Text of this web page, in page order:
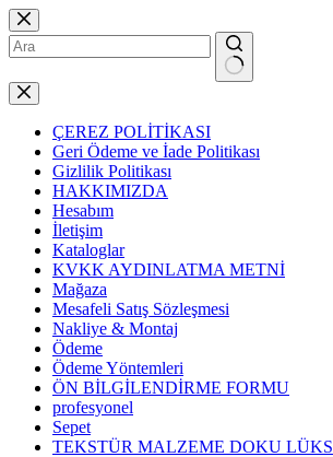
Skip
to
content
No
results
ÇEREZ POLİTİKASI
Geri Ödeme ve İade Politikası
Gizlilik Politikası
HAKKIMIZDA
Hesabım
İletişim
Kataloglar
KVKK AYDINLATMA METNİ
Mağaza
Mesafeli Satış Sözleşmesi
Nakliye & Montaj
Ödeme
Ödeme Yöntemleri
ÖN BİLGİLENDİRME FORMU
profesyonel
Sepet
TEKSTÜR MALZEME DOKU LÜKS